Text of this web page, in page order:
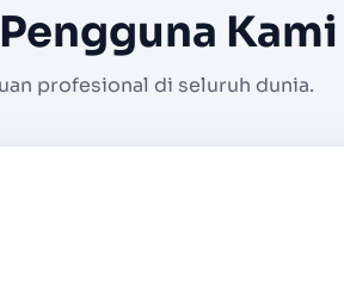
Kami
profesional di seluruh dunia.